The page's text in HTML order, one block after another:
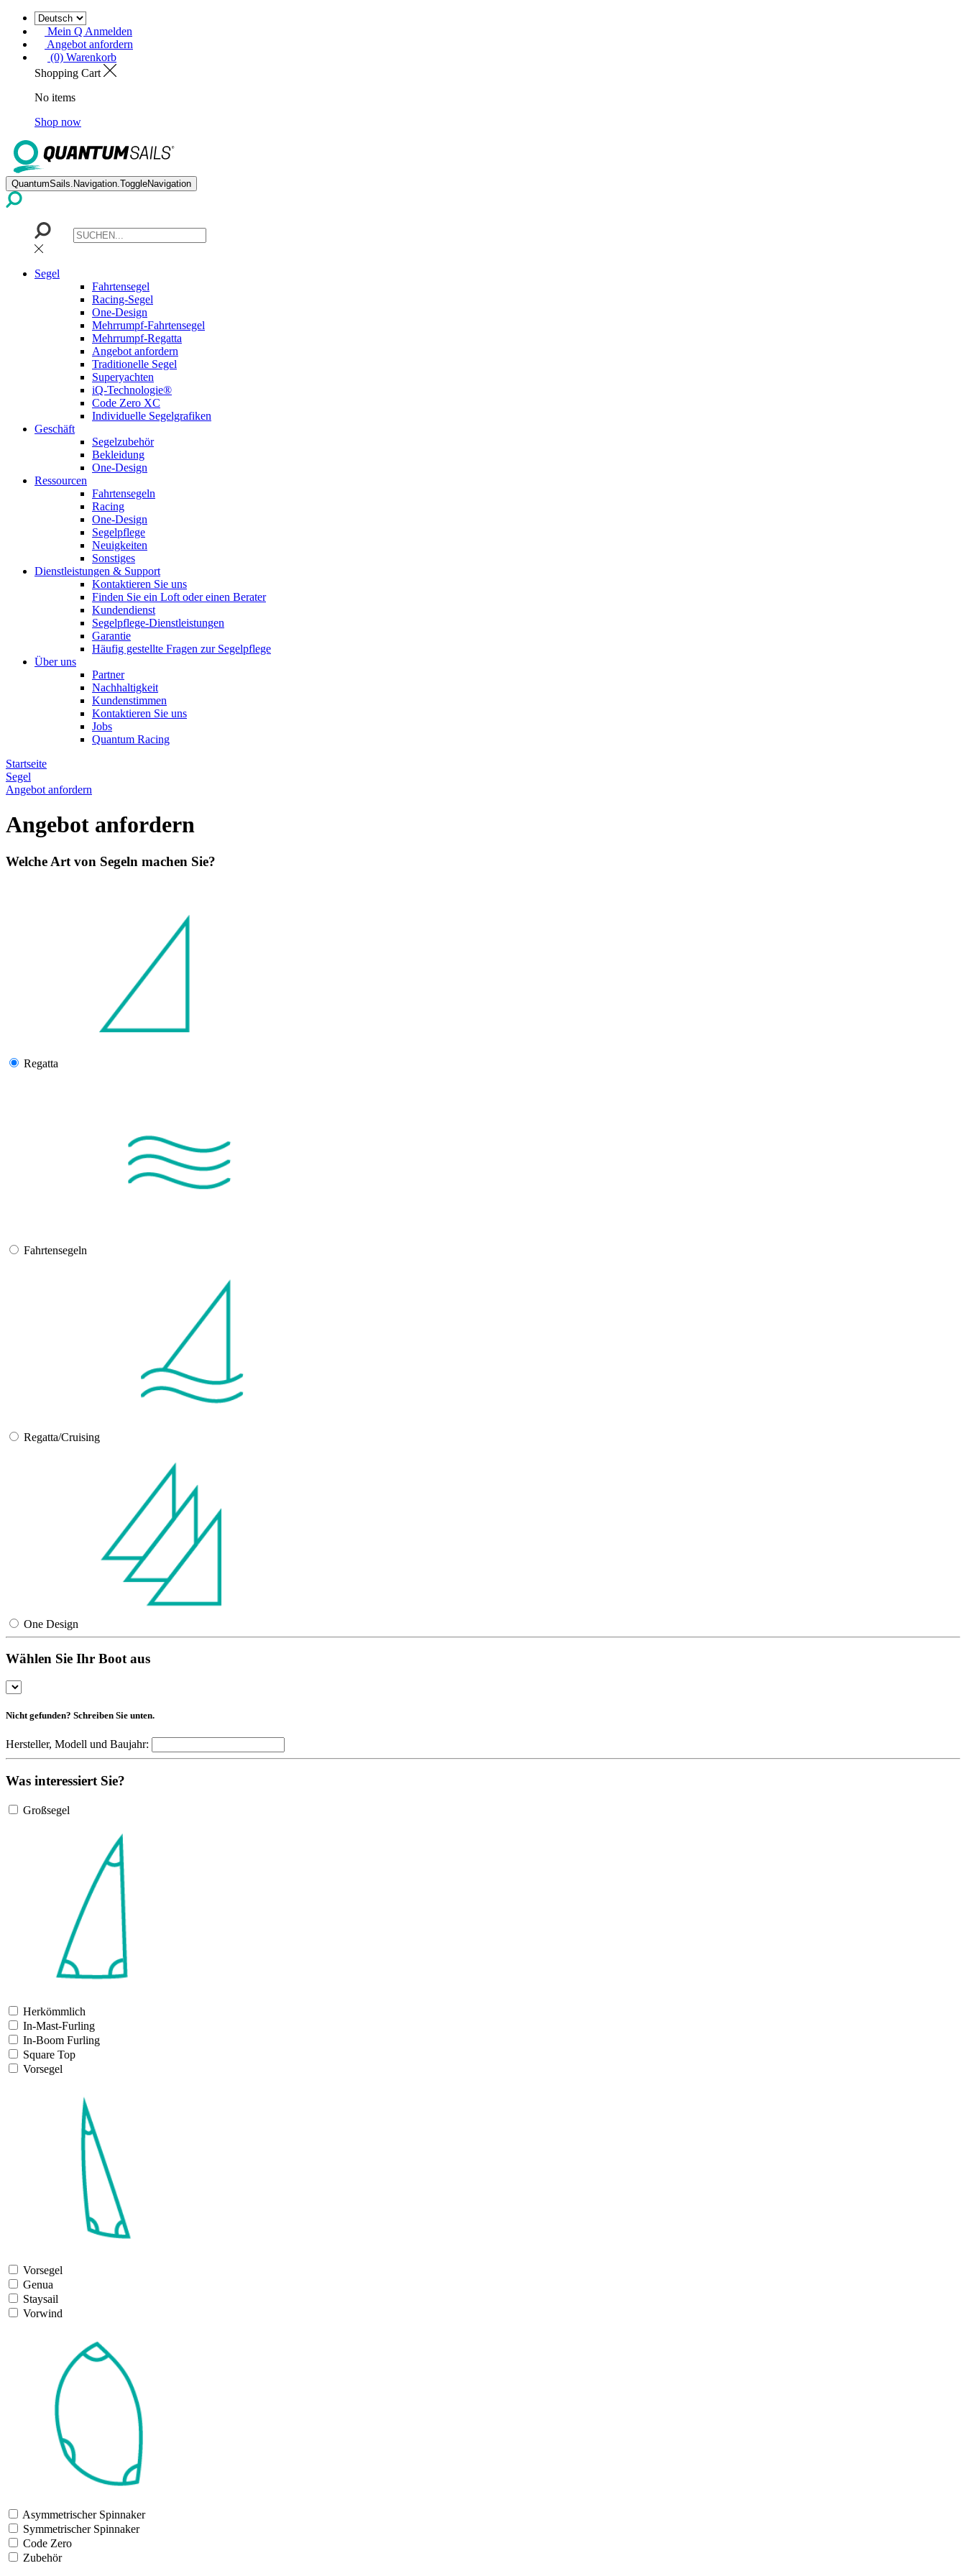
Mein Q Anmelden
Angebot anfordern
(0) Warenkorb
Shopping Cart
No items
Shop now
QuantumSails.Navigation.ToggleNavigation
Segel
Fahrtensegel
Racing-Segel
One-Design
Mehrrumpf-Fahrtensegel
Mehrrumpf-Regatta
Angebot anfordern
Traditionelle Segel
Superyachten
iQ-Technologie®
Code Zero XC
Individuelle Segelgrafiken
Geschäft
Segelzubehör
Bekleidung
One-Design
Ressourcen
Fahrtensegeln
Racing
One-Design
Segelpflege
Neuigkeiten
Sonstiges
Dienstleistungen & Support
Kontaktieren Sie uns
Finden Sie ein Loft oder einen Berater
Kundendienst
Segelpflege-Dienstleistungen
Garantie
Häufig gestellte Fragen zur Segelpflege
Über uns
Partner
Nachhaltigkeit
Kundenstimmen
Kontaktieren Sie uns
Jobs
Quantum Racing
Startseite
Segel
Angebot anfordern
Angebot anfordern
Welche Art von Segeln machen Sie?
Regatta
Fahrtensegeln
Regatta/Cruising
One Design
Wählen Sie Ihr Boot aus
Nicht gefunden? Schreiben Sie unten.
Hersteller, Modell und Baujahr:
Was interessiert Sie?
Großsegel
Herkömmlich
In-Mast-Furling
In-Boom Furling
Square Top
Vorsegel
Vorsegel
Genua
Staysail
Vorwind
Asymmetrischer Spinnaker
Symmetrischer Spinnaker
Code Zero
Zubehör